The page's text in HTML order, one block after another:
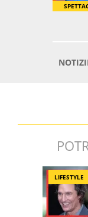
LIFESTYLE